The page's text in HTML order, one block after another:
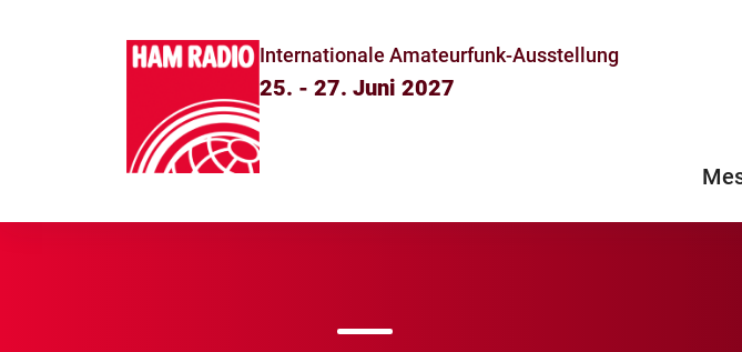
Internationale Amateurfunk-Ausstellung
25. - 27. Juni 2027